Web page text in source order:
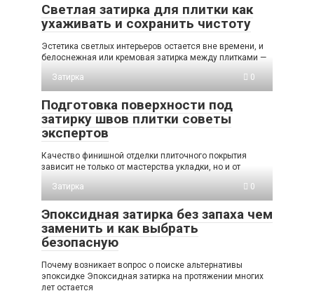
Светлая затирка для плитки как
ухаживать и сохранить чистоту
Эстетика светлых интерьеров остается вне времени, и
белоснежная или кремовая затирка между плитками —
Затирка
0
Подготовка поверхности под
затирку швов плитки советы
экспертов
Качество финишной отделки плиточного покрытия
зависит не только от мастерства укладки, но и от
Затирка
0
Эпоксидная затирка без запаха чем
заменить и как выбрать
безопасную
Почему возникает вопрос о поиске альтернативы
эпоксидке Эпоксидная затирка на протяжении многих
лет остается